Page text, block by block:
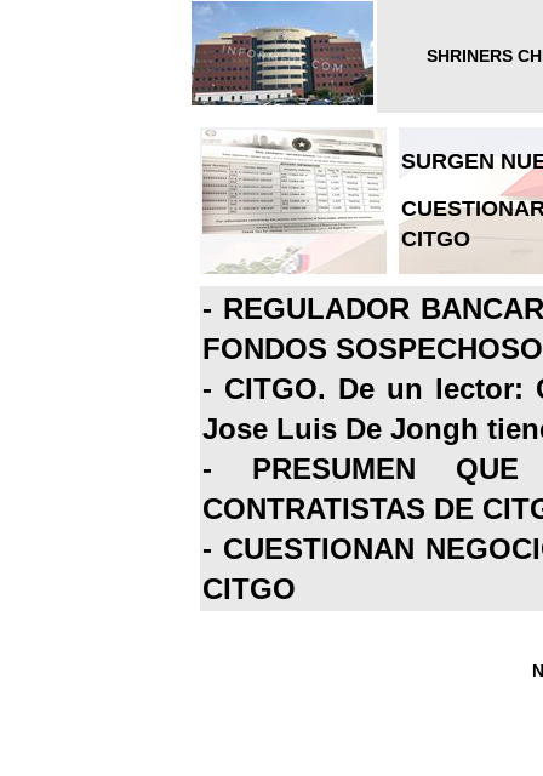
SHRINERS
SURGEN
CITGO
- REGULADOR
FONDOS
- CITGO. De un lector:
Jose Luis De Jongh
- PRESUMEN
CONTRATISTAS DE
- CUESTIONAN
CITGO